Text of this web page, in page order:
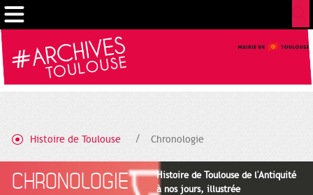
Histoire de Toulouse Chronologie
CHRONOLOGIE
Histoire de Toulouse de l'Antiquité
à nos jours, illustrée
Gestion de vos préférences sur les cookies